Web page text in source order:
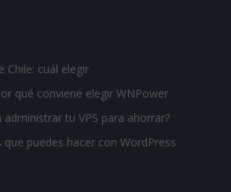
Chile: cuál elegir
qué conviene elegir WNPower
administrar tu VPS para ahorrar?
que puedes hacer con WordPress